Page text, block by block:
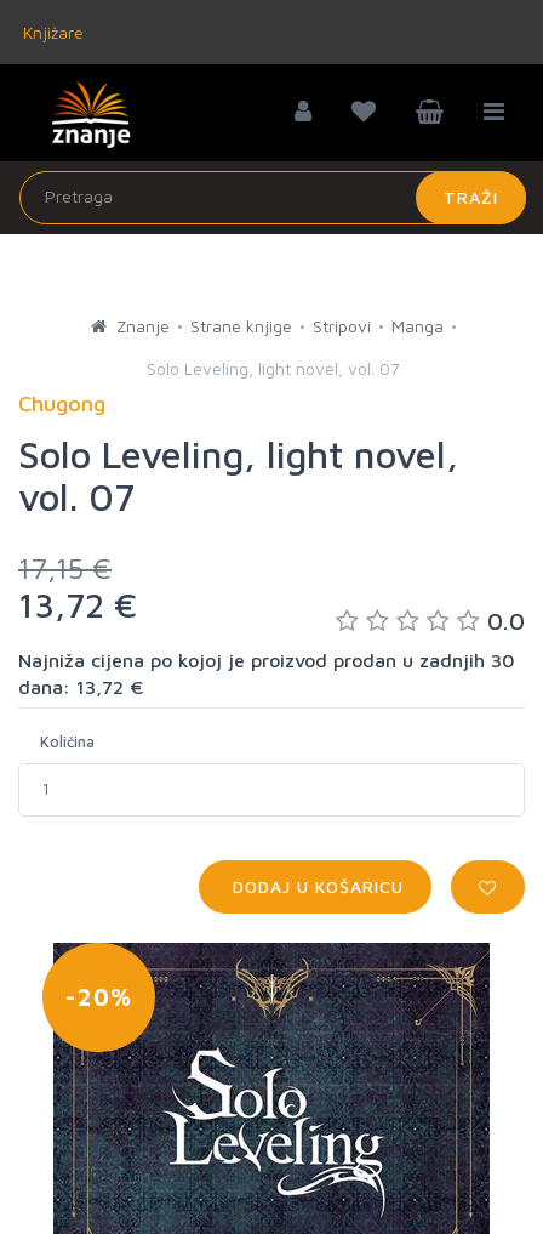
Knjižare
TRAŽI
Znanje Strane knjige Stripovi Manga
Solo Leveling, light novel, vol. 07
Chugong
Solo Leveling, light novel,
vol. 07
17,15 €
13,72 € 0.0
Najniža cijena po kojoj je proizvod prodan u zadnjih 30
dana: 13,72 €
Količina
DODAJ U KOŠARICU
-20%